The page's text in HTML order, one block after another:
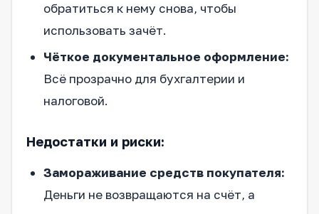
обратиться к нему снова, чтобы
использовать зачёт.
Чёткое документальное оформление:
Всё прозрачно для бухгалтерии и
налоговой.
Недостатки и риски:
Замораживание средств покупателя:
Деньги не возвращаются на счёт, а